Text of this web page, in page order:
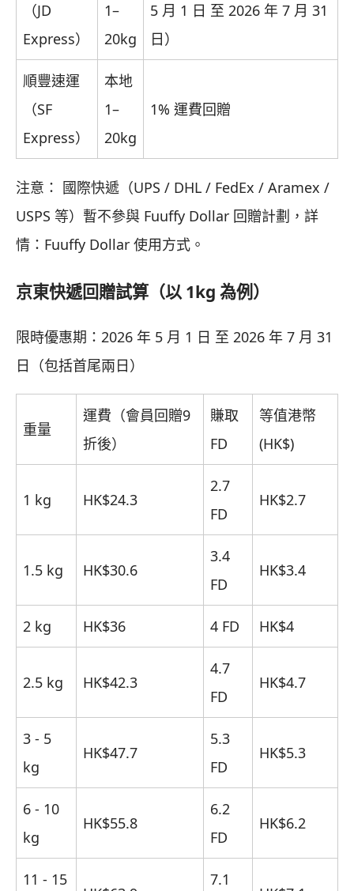
（JD
Express）
1–
20kg
5 月 1 日 至 2026 年 7 月 31
日）
順豐速運
（SF
Express）
本地
1–
20kg
1% 運費回贈
注意： 國際快遞（UPS / DHL / FedEx / Aramex /
USPS 等）暫不參與 Fuuffy Dollar 回贈計劃，詳
情：Fuuffy Dollar 使用方式。
京東快遞回贈試算（以 1kg 為例）
限時優惠期：2026 年 5 月 1 日 至 2026 年 7 月 31
日（包括首尾兩日）
重量
運費（會員回贈9
折後）
賺取
FD
等值港幣
(HK$)
1 kg HK$24.3
2.7
FD
HK$2.7
1.5 kg HK$30.6
3.4
FD
HK$3.4
2 kg HK$36 4 FD HK$4
2.5 kg HK$42.3
4.7
FD
HK$4.7
3 - 5
kg
HK$47.7
5.3
FD
HK$5.3
6 - 10
kg
HK$55.8
6.2
FD
HK$6.2
11 - 15 7.1